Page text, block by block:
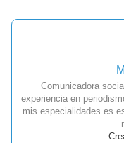
Comunicadora
experiencia en
mis especialidades es